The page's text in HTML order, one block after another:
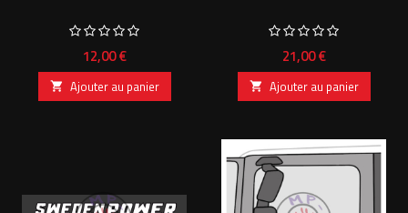
Prix
12,00 €
 Ajouter au panier
Prix
21,00 €
 Ajouter au panier